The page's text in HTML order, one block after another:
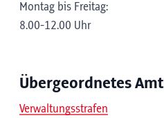
Montag bis Freitag:
8.00-12.00 Uhr
Übergeordnetes Amt
Verwaltungsstrafen